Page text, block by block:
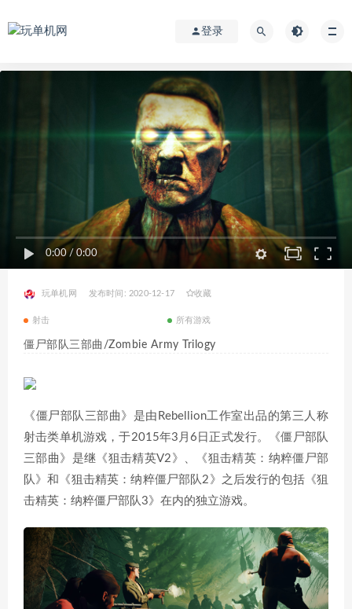
登录
0:00/ 0:00
玩单机网 发布时间: 2020-12-17 收藏
射击 所有游戏
僵尸部队三部曲/Zombie Army Trilogy
《僵尸部队三部曲》是由Rebellion工作室出品的第三人称
射击类单机游戏，于2015年3月6日正式发行。《僵尸部队
三部曲》是继《狙击精英V2》、《狙击精英：纳粹僵尸部
队》和《狙击精英：纳粹僵尸部队2》之后发行的包括《狙
击精英：纳粹僵尸部队3》在内的独立游戏。